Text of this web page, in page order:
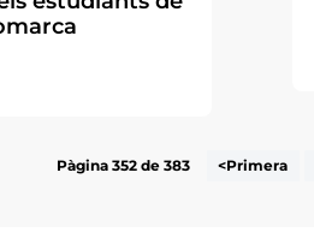
Pàgina 352 de 383 <Primera